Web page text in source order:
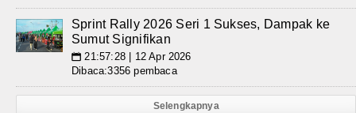
Sprint Rally 2026 Seri 1 Sukses, Dampak ke
Sumut Signifikan
📅 21:57:28 | 12 Apr 2026
Dibaca:3356 pembaca
Selengkapnya